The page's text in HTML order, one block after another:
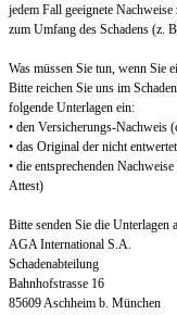
jedem Fall geeignete
zum Umfang des Schadens (z.
Was müssen Sie tun, wenn Sie
Bitte reichen Sie uns im
folgende Unterlagen ein:
• den Versicherungs-Nachweis
• das Original der nicht
• die entsprechenden
Attest)
Bitte senden Sie die Unterlagen
AGA International S.A.
Schadenabteilung
Bahnhofstrasse 16
85609 Aschheim b. München